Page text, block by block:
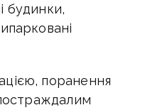
будинки,
поранення